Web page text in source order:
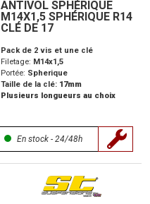
ANTIVOL SPHÉRIQUE
M14X1,5 SPHÉRIQUE R14
CLÉ DE 17
Pack de 2 vis et une clé
Filetage: M14x1,5
Portée: Spherique
Taille de la clé: 17mm
Plusieurs longueurs au choix
En stock - 24/48h